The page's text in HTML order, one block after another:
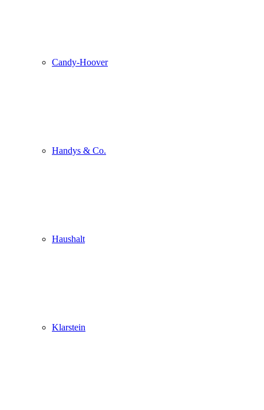
Candy-Hoover
Handys & Co.
Haushalt
Klarstein